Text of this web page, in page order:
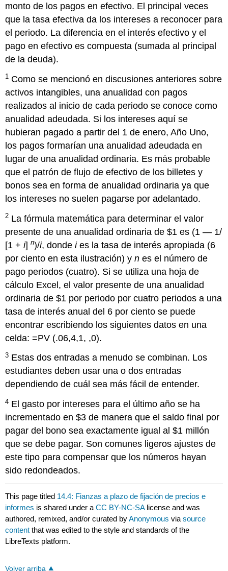
monto de los pagos en efectivo. El principal veces
que la tasa efectiva da los intereses a reconocer para
el periodo. La diferencia en el interés efectivo y el
pago en efectivo es compuesta (sumada al principal
de la deuda).
1 Como se mencionó en discusiones anteriores sobre
activos intangibles, una anualidad con pagos
realizados al inicio de cada periodo se conoce como
anualidad adeudada. Si los intereses aquí se
hubieran pagado a partir del 1 de enero, Año Uno,
los pagos formarían una anualidad adeudada en
lugar de una anualidad ordinaria. Es más probable
que el patrón de flujo de efectivo de los billetes y
bonos sea en forma de anualidad ordinaria ya que
los intereses no suelen pagarse por adelantado.
2 La fórmula matemática para determinar el valor
presente de una anualidad ordinaria de $1 es (1 — 1/
[1 +i]n)/i, dondeies la tasa de interés apropiada (6
por ciento en esta ilustración) yn es el número de
pago periodos (cuatro). Si se utiliza una hoja de
cálculo Excel, el valor presente de una anualidad
ordinaria de $1 por periodo por cuatro periodos a una
tasa de interés anual del 6 por ciento se puede
encontrar escribiendo los siguientes datos en una
celda: =PV (.06,4,1, ,0).
3 Estas dos entradas a menudo se combinan. Los
estudiantes deben usar una o dos entradas
dependiendo de cuál sea más fácil de entender.
4 El gasto por intereses para el último año se ha
incrementado en $3 de manera que el saldo final por
pagar del bono sea exactamente igual al $1 millón
que se debe pagar. Son comunes ligeros ajustes de
este tipo para compensar que los números hayan
sido redondeados.
This page titled 14.4: Fianzas a plazo de fijación de precios e
informes is shared under aCC BY-NC-SA license and was
authored, remixed, and/or curated byAnonymous viasource
content that was edited to the style and standards of the
LibreTexts platform.
Volver arriba